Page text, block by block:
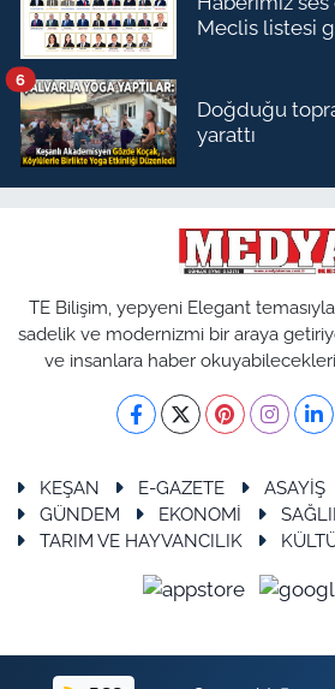
Meclis listesi
Doğduğu
yarattı
6
TE Bilişim, yepyeni Elegant
sadelik ve modernizmi bir araya
ve insanlara haber
KEŞAN E-GAZETE ASAYİŞ
GÜNDEM
EKONOMİ
TARIM VE HAYVANCILIK